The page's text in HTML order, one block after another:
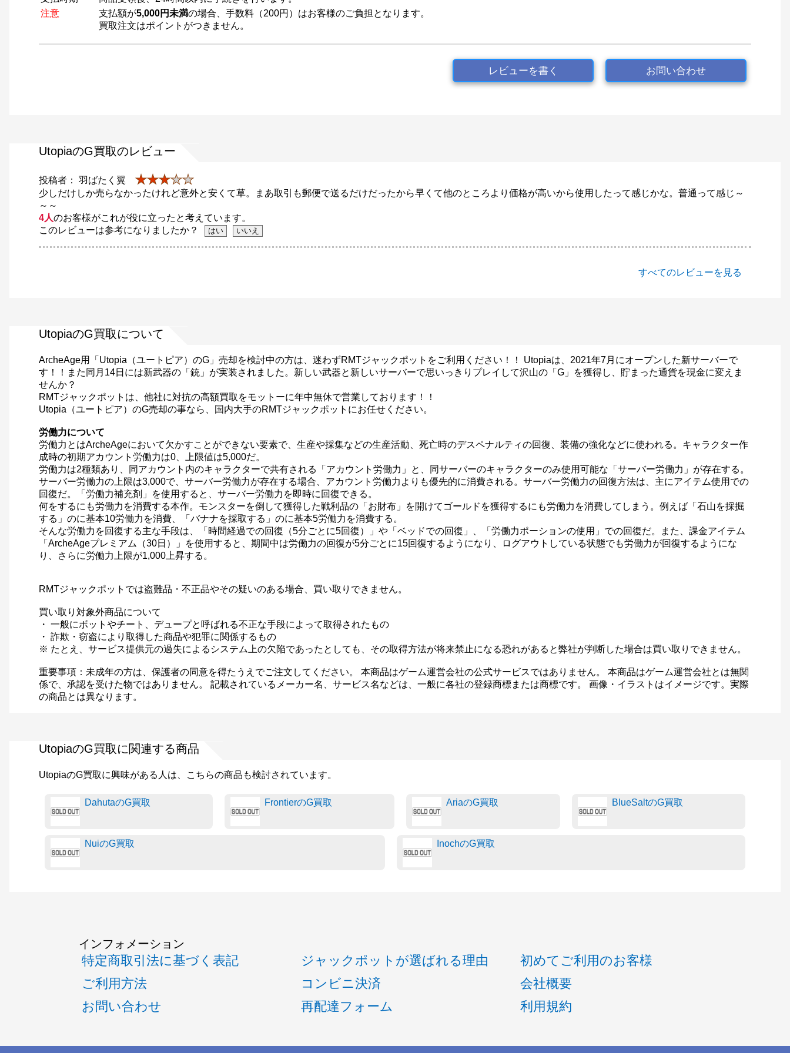
注意
支払額が5,000円未満の場合、手数料（200円）はお客様のご負担となります。
買取注文はポイントがつきません。
レビューを書く お問い合わせ
UtopiaのG買取のレビュー
投稿者： 羽ばたく翼 ★★★★★
少しだけしか売らなかったけれど意外と安くて草。まあ取引も郵便で送るだけだったから早くて他のところより価格が高いから使用したって感じかな。普通って感じ～
～～
4人のお客様がこれが役に立ったと考えています。
このレビューは参考になりましたか？
すべてのレビューを見る
UtopiaのG買取について
ArcheAge用「Utopia（ユートピア）のG」売却を検討中の方は、迷わずRMTジャックポットをご利用ください！！ Utopiaは、2021年7月にオープンした新サーバーで
す！！また同月14日には新武器の「銃」が実装されました。新しい武器と新しいサーバーで思いっきりプレイして沢山の「G」を獲得し、貯まった通貨を現金に変えま
せんか？
RMTジャックポットは、他社に対抗の高額買取をモットーに年中無休で営業しております！！
Utopia（ユートピア）のG売却の事なら、国内大手のRMTジャックポットにお任せください。
労働力について
労働力とはArcheAgeにおいて欠かすことができない要素で、生産や採集などの生産活動、死亡時のデスペナルティの回復、装備の強化などに使われる。キャラクター作
成時の初期アカウント労働力は0、上限値は5,000だ。
労働力は2種類あり、同アカウント内のキャラクターで共有される「アカウント労働力」と、同サーバーのキャラクターのみ使用可能な「サーバー労働力」が存在する。
サーバー労働力の上限は3,000で、サーバー労働力が存在する場合、アカウント労働力よりも優先的に消費される。サーバー労働力の回復方法は、主にアイテム使用での
回復だ。「労働力補充剤」を使用すると、サーバー労働力を即時に回復できる。
何をするにも労働力を消費する本作。モンスターを倒して獲得した戦利品の「お財布」を開けてゴールドを獲得するにも労働力を消費してしまう。例えば「石山を採掘
する」のに基本10労働力を消費、「バナナを採取する」のに基本5労働力を消費する。
そんな労働力を回復する主な手段は、「時間経過での回復（5分ごとに5回復）」や「ベッドでの回復」、「労働力ポーションの使用」での回復だ。また、課金アイテム
「ArcheAgeプレミアム（30日）」を使用すると、期間中は労働力の回復が5分ごとに15回復するようになり、ログアウトしている状態でも労働力が回復するようにな
り、さらに労働力上限が1,000上昇する。
RMTジャックポットでは盗難品・不正品やその疑いのある場合、買い取りできません。
買い取り対象外商品について
・ 一般にボットやチート、デュープと呼ばれる不正な手段によって取得されたもの
・ 詐欺・窃盗により取得した商品や犯罪に関係するもの
※ たとえ、サービス提供元の過失によるシステム上の欠陥であったとしても、その取得方法が将来禁止になる恐れがあると弊社が判断した場合は買い取りできません。
重要事項：未成年の方は、保護者の同意を得たうえでご注文してください。 本商品はゲーム運営会社の公式サービスではありません。 本商品はゲーム運営会社とは無関
係で、承認を受けた物ではありません。 記載されているメーカー名、サービス名などは、一般に各社の登録商標または商標です。 画像・イラストはイメージです。実際
の商品とは異なります。
UtopiaのG買取に関連する商品
UtopiaのG買取に興味がある人は、こちらの商品も検討されています。
DahutaのG買取 FrontierのG買取 AriaのG買取 BlueSaltのG買取
NuiのG買取 InochのG買取
インフォメーション
特定商取引法に基づく表記 ジャックポットが選ばれる理由
初めてご利用のお客様
ご利用方法
コンビニ決済
会社概要
お問い合わせ
再配達フォーム 利用規約